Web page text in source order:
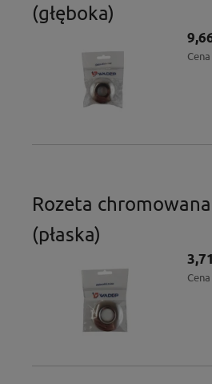
(głęboka)
Rozeta
(płaska)